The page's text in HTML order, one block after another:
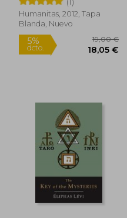
5%
dcto. 34,20 €
Humanitas, 2012, Tapa
Blanda, Nuevo